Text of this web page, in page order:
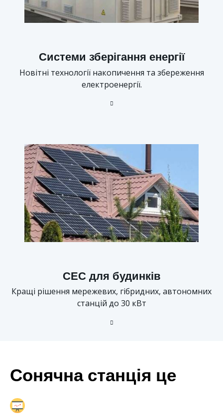
Системи зберігання енергії
Новітні технології накопичення та збереження
електроенергії.
СЕС для будинків
Кращі рішення мережевих, гібридних, автономних
станцій до 30 кВт
Сонячна станція це